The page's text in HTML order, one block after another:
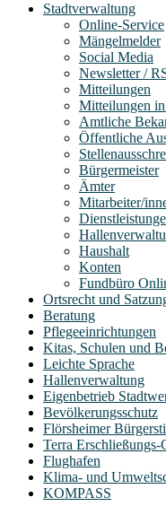
Stadtverwaltung
Online-Service
Mängelmelder
Social Media
Newsletter /
Mitteilungen
Mitteilungen
Amtliche
Öffentliche
Bürgermeister
Ämter
Mitarbeiter/
Haushalt
Konten
Fundbüro
Ortsrecht und
Beratung
Pflegeeinrichtungen
Kitas, Schulen und
Leichte Sprache
Hallenverwaltung
Eigenbetrieb
Bevölkerungsschutz
Flörsheimer
Terra Erschließungs-
Flughafen
Klima- und
KOMPASS